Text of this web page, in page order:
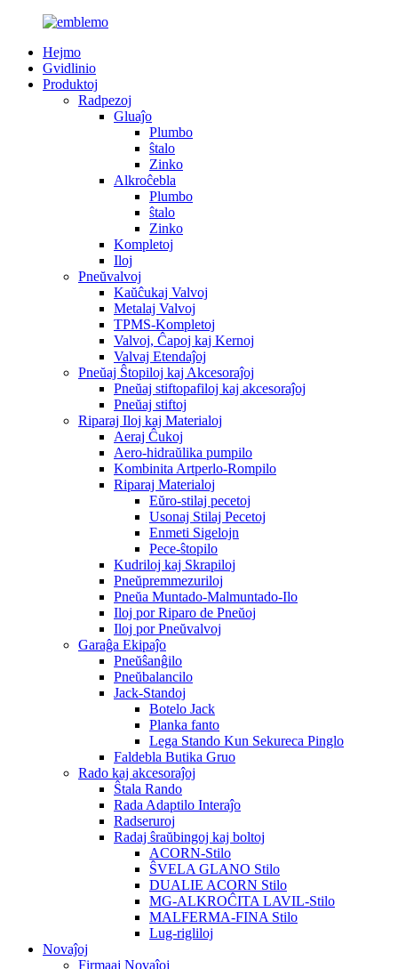
Hejmo
Gvidlinio
Produktoj
Radpezoj
Gluaĵo
Plumbo
ŝtalo
Zinko
Alkroĉebla
Plumbo
ŝtalo
Zinko
Kompletoj
Iloj
Pneŭvalvoj
Kaŭĉukaj Valvoj
Metalaj Valvoj
TPMS-Kompletoj
Valvoj, Ĉapoj kaj Kernoj
Valvaj Etendaĵoj
Pneŭaj Ŝtopiloj kaj Akcesoraĵoj
Pneŭaj stiftopafiloj kaj akcesoraĵoj
Pneŭaj stiftoj
Riparaj Iloj kaj Materialoj
Aeraj Ĉukoj
Aero-hidraŭlika pumpilo
Kombinita Artperlo-Rompilo
Riparaj Materialoj
Eŭro-stilaj pecetoj
Usonaj Stilaj Pecetoj
Enmeti Sigelojn
Pece-ŝtopilo
Kudriloj kaj Skrapiloj
Pneŭpremmezuriloj
Pneŭa Muntado-Malmuntado-Ilo
Iloj por Riparo de Pneŭoj
Iloj por Pneŭvalvoj
Garaĝa Ekipaĵo
Pneŭŝanĝilo
Pneŭbalancilo
Jack-Standoj
Botelo Jack
Planka fanto
Lega Stando Kun Sekureca Pinglo
Faldebla Butika Gruo
Rado kaj akcesoraĵoj
Ŝtala Rando
Rada Adaptilo Interaĵo
Radseruroj
Radaj ŝraŭbingoj kaj boltoj
ACORN-Stilo
ŜVELA GLANO Stilo
DUALIE ACORN Stilo
MG-ALKROĈITA LAVIL-Stilo
MALFERMA-FINA Stilo
Lug-rigliloj
Novaĵoj
Firmaaj Novaĵoj